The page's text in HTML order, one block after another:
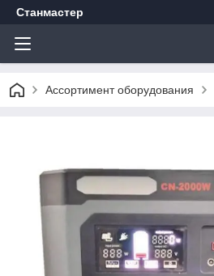
Станмастер
Ассортимент оборудования